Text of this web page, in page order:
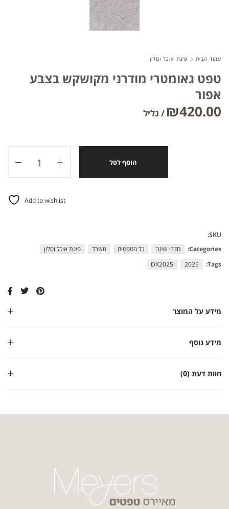
עמוד הבית פינת אוכל וסלון
טפט גאומטרי מודרני מקושקש בצבע
אפור
₪420.00
הוסף לסל
Add to wishlist
מידע על המוצר
מידע נוסף
חוות דעת (0)
SKU:
Categories:
חדרי שינה כל הטפטים משרד
פינת אוכל וסלון
Tags:
2025
DX2025